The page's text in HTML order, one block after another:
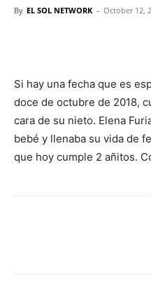
By EL SOL NETWORK - October 12,
Si hay una fecha que es
doce de octubre de 2018,
cara de su nieto. Elena
bebé y llenaba su vida de
que hoy cumple 2 añitos.